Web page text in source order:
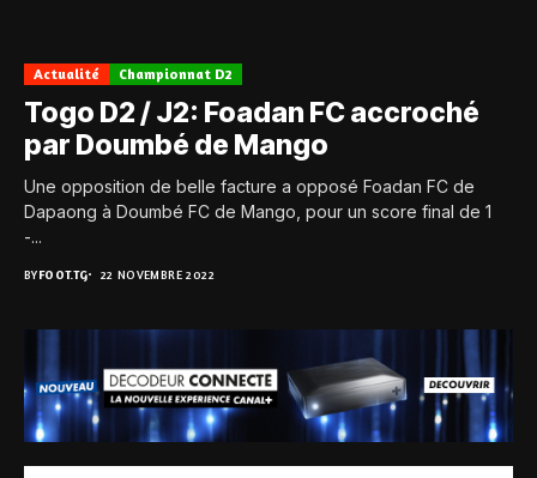
Actualité Championnat D2
Togo D2 / J2: Foadan FC accroché
par Doumbé de Mango
Une opposition de belle facture a opposé Foadan FC de
Dapaong à Doumbé FC de Mango, pour un score final de 1
-...
BYFOOT.TG 22 NOVEMBRE 2022